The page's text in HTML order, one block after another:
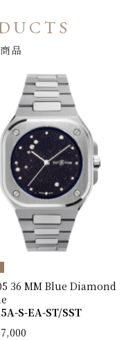
品
36 MM Blue Diamond
S-EA-ST/SST